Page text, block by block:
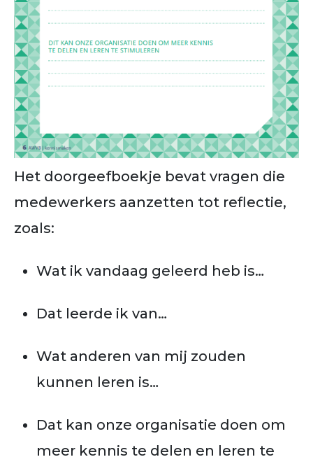
Het doorgeefboekje bevat vragen die
medewerkers aanzetten tot reflectie,
zoals:
Wat ik vandaag geleerd heb is…
Dat leerde ik van…
Wat anderen van mij zouden
kunnen leren is…
Dat kan onze organisatie doen om
meer kennis te delen en leren te